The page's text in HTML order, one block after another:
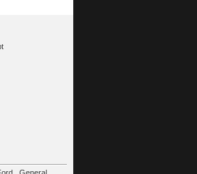
General